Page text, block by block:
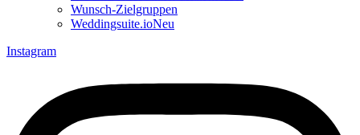
Wunsch-Zielgruppen
Weddingsuite.ioNeu
Instagram